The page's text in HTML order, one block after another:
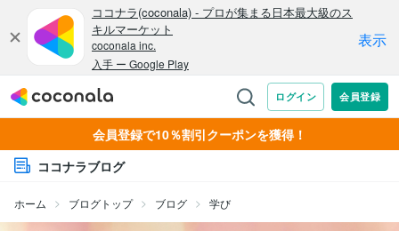
会員登録で10％割引クーポンを獲得！
ココナラブログ
ホーム ブログトップ ブログ 学び